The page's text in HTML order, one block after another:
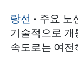
랑선 - 주요 노
기술적으로 개
속도로는 여전